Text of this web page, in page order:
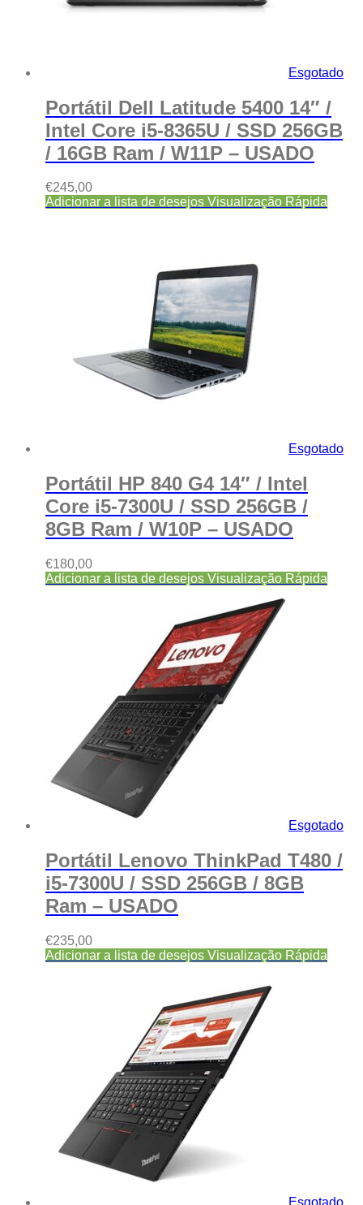
Esgotado
Portátil Dell Latitude 5400 14″ /
Intel Core i5-8365U / SSD 256GB
/ 16GB Ram / W11P – USADO
€245,00
Adicionar a lista de desejos Visualização Rápida
Esgotado
Portátil HP 840 G4 14″ / Intel
Core i5-7300U / SSD 256GB /
8GB Ram / W10P – USADO
€180,00
Adicionar a lista de desejos Visualização Rápida
Esgotado
Portátil Lenovo ThinkPad T480 /
i5-7300U / SSD 256GB / 8GB
Ram – USADO
€235,00
Adicionar a lista de desejos Visualização Rápida
Esgotado